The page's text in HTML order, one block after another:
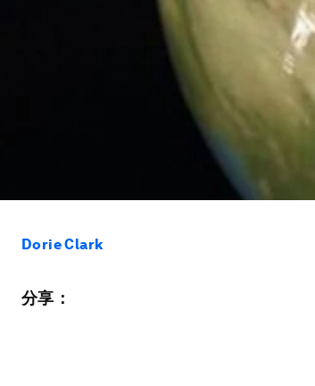
Dorie Clark
分享：